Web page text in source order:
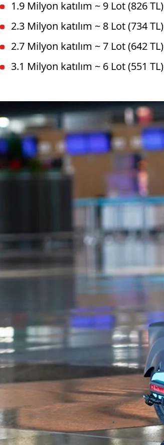
1.9 Milyon katılım ~ 9 Lot (826 TL)
2.3 Milyon katılım ~ 8 Lot (734 TL)
2.7 Milyon katılım ~ 7 Lot (642 TL)
3.1 Milyon katılım ~ 6 Lot (551 TL)